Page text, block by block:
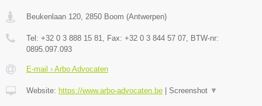
Beukenlaan 120 2850 Boom (Antwerpen)
Tel: +32 0 3 888 15 81 , Fax: +32 0 3 844 57 07 , BTW-nr:
0895.097.093
E-mail › Arbo Advocaten
Website: https://www.arbo-advocaten.be Screenshot ▼